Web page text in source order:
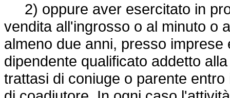
2) oppure aver esercitato in
vendita all'ingrosso o al minuto o
almeno due anni, presso
dipendente qualificato addetto
trattasi di coniuge o parente